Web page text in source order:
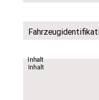
Inhalt